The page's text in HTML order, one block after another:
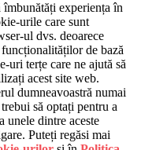
experiența în
urile care sunt
ul dvs. deoarece
funcționalităților de bază
uri terțe care ne ajută să
acest site web.
dumneavoastră numai
să optați pentru a
unele dintre aceste
Puteți regăsi mai